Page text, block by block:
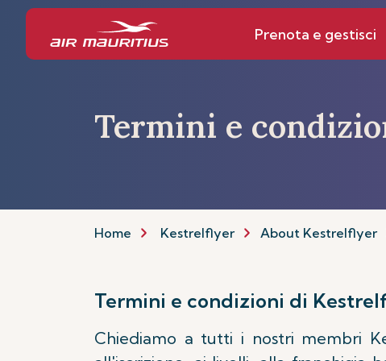
Prenota e gestisci
Termini e
Home Kestrelflyer About Kestrelflyer
Termini e condizioni di
Chiediamo a tutti i nostri membri